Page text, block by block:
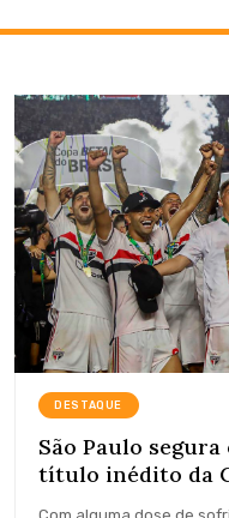
DESTAQUE
São Paulo
título inédito da